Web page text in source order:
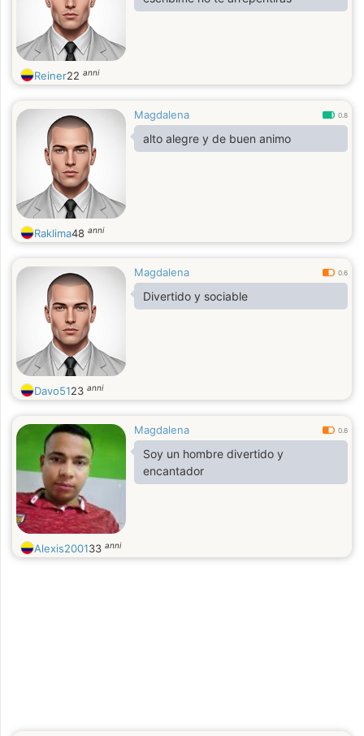
Reiner22 anni
Magdalena 0.8
alto alegre y de buen animo
Raklima48 anni
Magdalena 0.6
Divertido y sociable
Davo5123 anni
Magdalena 0.6
Soy un hombre divertido y
encantador
Alexis200133 anni